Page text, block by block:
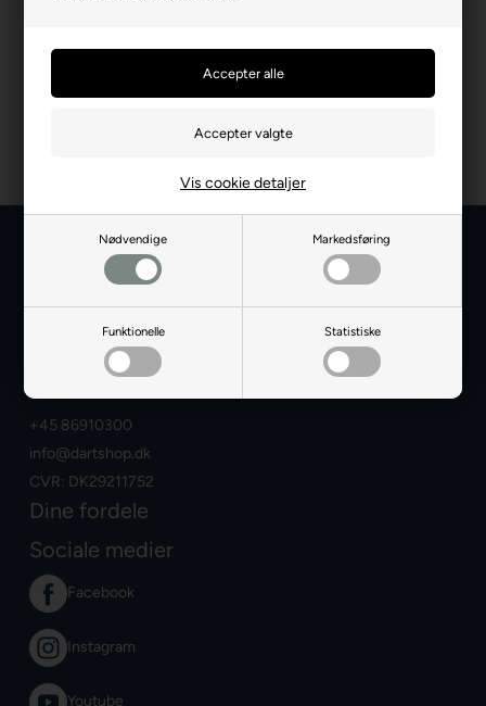
Nødvendige Markedsføring
Funktionelle Statistiske
Vis cookie detaljer
Dartshop
Sognevejen 18
8380 Trige
+45 86910300
info@dartshop.dk
CVR: DK29211752
Information
Dine fordele
Sociale medier
Facebook
Instagram
Youtube